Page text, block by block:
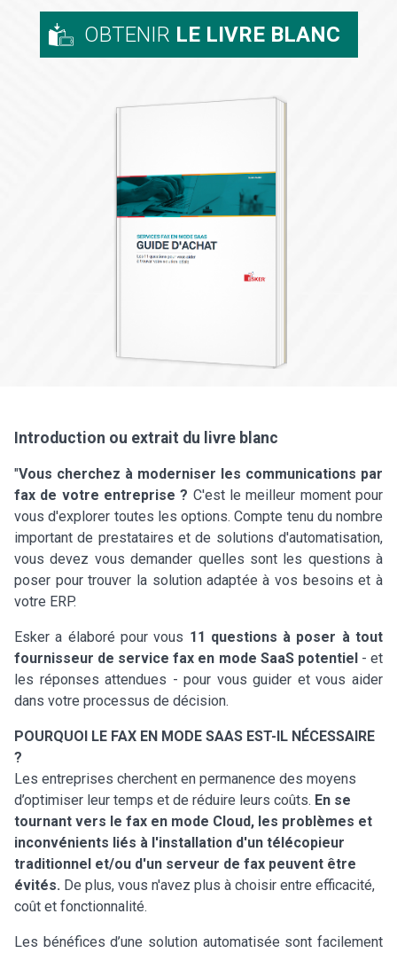
OBTENIR LE LIVRE BLANC
Introduction ou extrait du livre blanc
"Vous cherchez à moderniser les communications par
fax de votre entreprise ? C'est le meilleur moment pour
vous d'explorer toutes les options. Compte tenu du nombre
important de prestataires et de solutions d'automatisation,
vous devez vous demander quelles sont les questions à
poser pour trouver la solution adaptée à vos besoins et à
votre ERP.
Esker a élaboré pour vous 11 questions à poser à tout
fournisseur de service fax en mode SaaS potentiel - et
les réponses attendues - pour vous guider et vous aider
dans votre processus de décision.
POURQUOI LE FAX EN MODE SAAS EST-IL NÉCESSAIRE
?
Les entreprises cherchent en permanence des moyens
d’optimiser leur temps et de réduire leurs coûts. En se
tournant vers le fax en mode Cloud, les problèmes et
inconvénients liés à l'installation d'un télécopieur
traditionnel et/ou d'un serveur de fax peuvent être
évités. De plus, vous n'avez plus à choisir entre efficacité,
coût et fonctionnalité.
Les bénéfices d’une solution automatisée sont facilement